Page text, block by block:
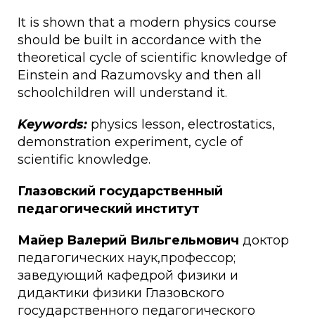
It is shown that a modern physics course
should be built in accordance with the
theoretical cycle of scientific knowledge of
Einstein and Razumovsky and then all
schoolchildren will understand it.
Keywords: physics lesson, electrostatics,
demonstration experiment, cycle of
scientific knowledge.
Глазовский государственный
педагогический институт
Майер Валерий Вильгельмович доктор
педагогических наук,профессор;
заведующий кафедрой физики и
дидактики физики Глазовского
государственного педагогического